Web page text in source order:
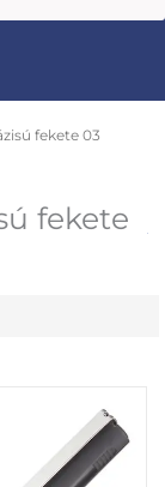
fekete 03
fekete